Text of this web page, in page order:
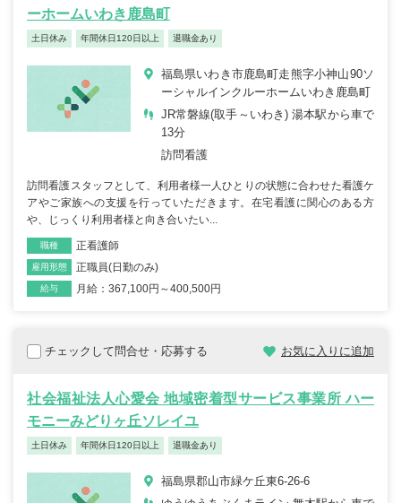
ーホームいわき鹿島町
土日休み 年間休日120日以上 退職金あり
福島県いわき市鹿島町走熊字小神山90ソ
ーシャルインクルーホームいわき鹿島町
JR常磐線(取手～いわき) 湯本駅から車で
13分
訪問看護
訪問看護スタッフとして、利用者様一人ひとりの状態に合わせた看護ケ
アやご家族への支援を行っていただきます。在宅看護に関心のある方
や、じっくり利用者様と向き合いたい...
職種 正看護師
雇用形態 正職員(日勤のみ)
給与 月給：367,100円～400,500円
チェックして問合せ・応募する お気に入りに追加
社会福祉法人心愛会 地域密着型サービス事業所 ハー
モニーみどりヶ丘ソレイユ
土日休み 年間休日120日以上 退職金あり
福島県郡山市緑ケ丘東6-26-6